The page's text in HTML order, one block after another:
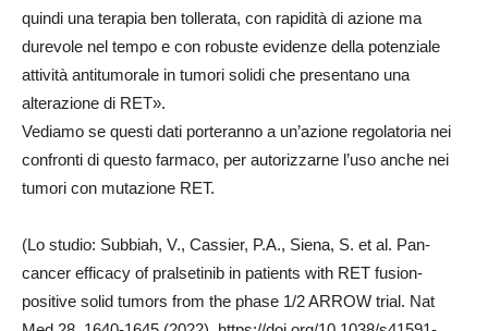
quindi una terapia ben tollerata, con rapidità di azione ma
durevole nel tempo e con robuste evidenze della potenziale
attività antitumorale in tumori solidi che presentano una
alterazione di RET».
Vediamo se questi dati porteranno a un’azione regolatoria nei
confronti di questo farmaco, per autorizzarne l’uso anche nei
tumori con mutazione RET.
(Lo studio: Subbiah, V., Cassier, P.A., Siena, S. et al. Pan-
cancer efficacy of pralsetinib in patients with RET fusion-
positive solid tumors from the phase 1/2 ARROW trial. Nat